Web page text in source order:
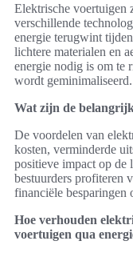
Elektrische voertuigen
verschillende
energie terugwint
lichtere materialen en
energie nodig is om te
wordt geminimaliseerd.
Wat zijn de
De voordelen van
kosten, verminderde
positieve impact op
bestuurders profiteren
financiële besparingen
Hoe verhouden
voertuigen qua